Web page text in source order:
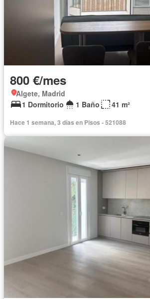
800 €/mes
Algete, Madrid
1 Dormitorio
1 Baño 41 m²
Hace 1 semana, 3 días en Pisos - 521088